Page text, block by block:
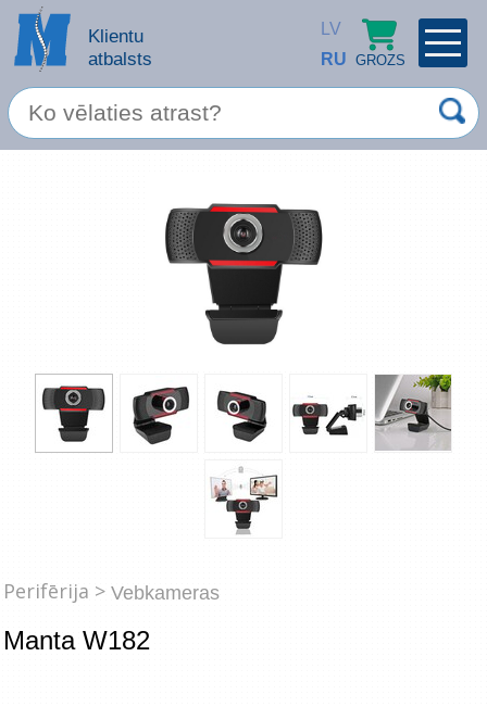
Klientu
atbalsts
LV
RU GROZS
Reģistrēties
Atcerēties
Aizmirsāt paroli?
Servisa pakalpojumi
Datoru piederumi
Biroja preces
Perifērija > Vebkameras
Manta W182